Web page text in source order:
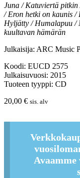
Juna / Katuviertä pitkin
/ Eron hetki on kaunis /
Hyljätty / Humalapuu /
kuultavan hämärän
Julkaisija: ARC Music
Koodi: EUCD 2575
Julkaisuvuosi: 2015
Tuoteen tyyppi: CD
20,00 € sis. alv